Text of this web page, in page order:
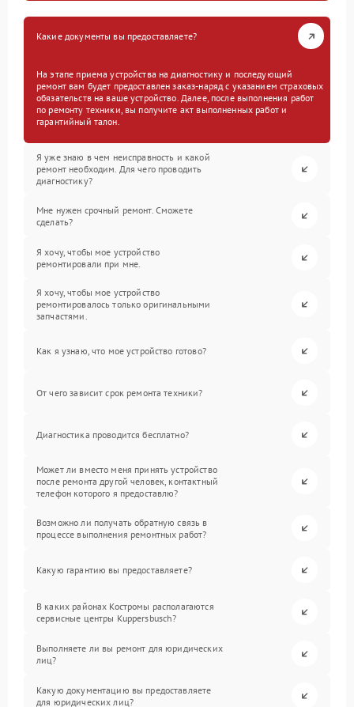
Какие документы вы предоставляете?
На этапе приема устройства на диагностику и последующий
ремонт вам будет предоставлен заказ-наряд с указанием страховых
обязательств на ваше устройство. Далее, после выполнения работ
по ремонту техники, вы получите акт выполненных работ и
гарантийный талон.
Я уже знаю в чем неисправность и какой
ремонт необходим. Для чего проводить
диагностику?
Мне нужен срочный ремонт. Сможете
сделать?
Я хочу, чтобы мое устройство
ремонтировали при мне.
Я хочу, чтобы мое устройство
ремонтировалось только оригинальными
запчастями.
Как я узнаю, что мое устройство готово?
От чего зависит срок ремонта техники?
Диагностика проводится бесплатно?
Может ли вместо меня принять устройство
после ремонта другой человек, контактный
телефон которого я предоставлю?
Возможно ли получать обратную связь в
процессе выполнения ремонтных работ?
Какую гарантию вы предоставляете?
В каких районах Костромы располагаются
сервисные центры Kuppersbusch?
Выполняете ли вы ремонт для юридических
лиц?
Какую документацию вы предоставляете
для юридических лиц?